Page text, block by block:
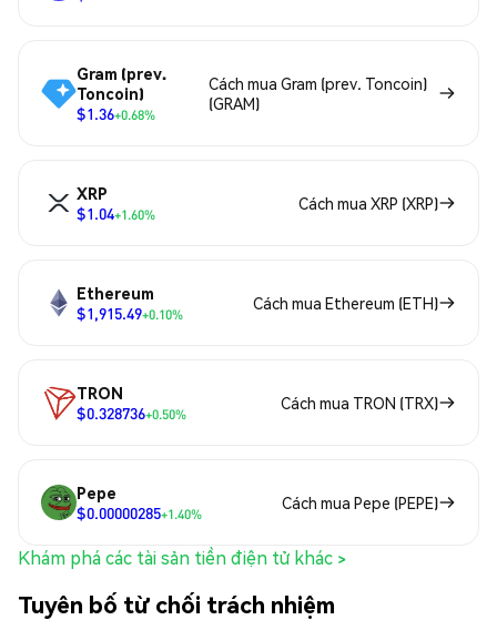
Gram (prev.
Toncoin)
$1.36+0.68%
Cách mua Gram (prev. Toncoin)
(GRAM)
XRP
$1.04+1.60%
Cách mua XRP (XRP)
Ethereum
$1,915.49+0.10%
Cách mua Ethereum (ETH)
TRON
$0.328736+0.50%
Cách mua TRON (TRX)
Pepe
$0.00000285+1.40%
Cách mua Pepe (PEPE)
Khám phá các tài sản tiền điện tử khác >
Tuyên bố từ chối trách nhiệm